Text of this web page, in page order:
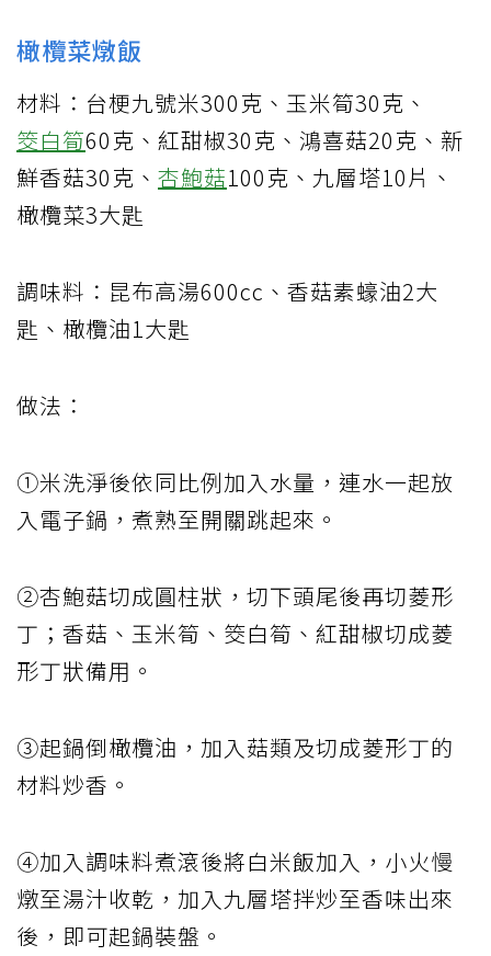
橄欖菜燉飯
材料：台梗九號米300克、玉米筍30克、
筊白筍60克、紅甜椒30克、鴻喜菇20克、新
鮮香菇30克、 杏鮑菇100克、九層塔10片、
橄欖菜3大匙
調味料：昆布高湯600cc、香菇素蠔油2大
匙、橄欖油1大匙
做法：
①米洗淨後依同比例加入水量，連水一起放
入電子鍋，煮熟至開關跳起來。
②杏鮑菇切成圓柱狀，切下頭尾後再切菱形
丁；香菇、玉米筍、筊白筍、紅甜椒切成菱
形丁狀備用。
③起鍋倒橄欖油，加入菇類及切成菱形丁的
材料炒香。
④加入調味料煮滾後將白米飯加入，小火慢
燉至湯汁收乾，加入九層塔拌炒至香味出來
後，即可起鍋裝盤。